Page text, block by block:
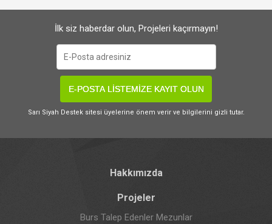
İlk siz haberdar olun, Projeleri kaçırmayın!
E-POSTA LİSTEMİZE KAYIT OLUN
Sarı Siyah Destek sitesi üyelerine önem verir ve bilgilerini gizli tutar.
Hakkımızda
Projeler
Burs Talep Edenler Mezunlar